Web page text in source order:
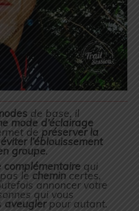
de base, il
mode d’éclairage
de préserver la
éviter l’éblouissement
groupe.
complémentaire qui
le chemin certes,
annoncer votre
qui vous
aveuglerpour autant.